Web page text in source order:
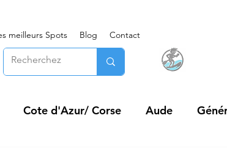
meilleurs Spots Blog Contact
Cote d'Azur/ Corse Aude